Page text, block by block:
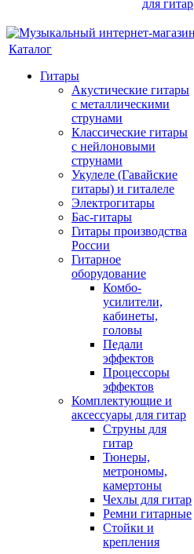
для гитар
Каталог
Гитары
Акустические гитары
с металлическими
струнами
Классические гитары
с нейлоновыми
струнами
Укулеле (Гавайские
гитары) и гиталеле
Электрогитары
Бас-гитары
Гитары производства
России
Гитарное
оборудование
Комбо-
усилители,
кабинеты,
головы
Педали
эффектов
Процессоры
эффектов
Комплектующие и
аксессуары для гитар
Струны для
гитар
Тюнеры,
метрономы,
камертоны
Чехлы для гитар
Ремни гитарные
Стойки и
крепления